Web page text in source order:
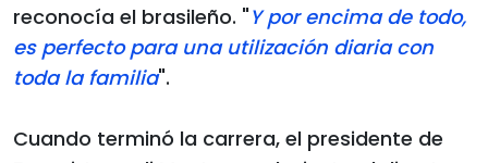
reconocía el brasileño. "Y por encima de todo,
es perfecto para una utilización diaria con
toda la familia".
Cuando terminó la carrera, el presidente de